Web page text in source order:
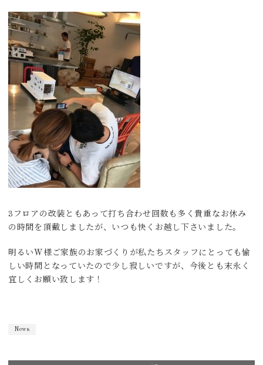
3フロアの改装ともあって打ち合わせ回数も多く貴重なお休み
の時間を頂戴しましたが、いつも快くお越し下さいました。
明るいW様ご家族のお家づくりが私たちスタッフにとっても愉
しい時間となっていたので少し寂しいですが、今後とも末永く
宜しくお願い致します！
News